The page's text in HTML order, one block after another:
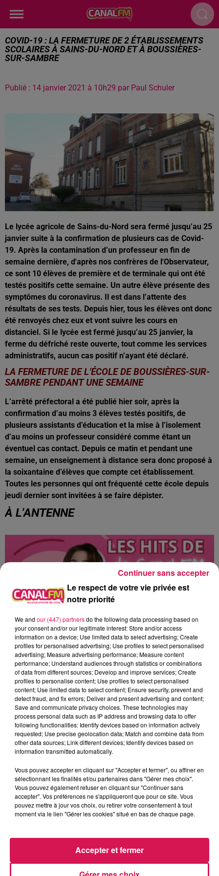
COVID-19 : LA FERMETURE DE 2 ÉTABLISSEMENTS
SCOLAIRES À SAINS-DU-NORD ET À BOUSSIÈRES-
SUR-SAMBRE
Publié : 14 janvier 2021 à 10h29 par Paul Schuler
Le lycée agricole de Sains-du-Nord sera fermé jusqu’au 25
janvier suite à la confirmation de plusieurs cas de Covid-
19. Après la contamination d’un professeur en fin de
semaine dernière, d'après nos confrères de l'Observateur,
ce sont 10 élèves de première et de terminale qui ont été
testés positifs cette semaine. Un autre élève présente des
symptômes du coronavirus. Il est dans l’attente des
résultats de ses tests. Depuis hier, tous les élèves ont donc
été renvoyés chez eux et vont suivre les cours en
distanciel. Si le lycée est fermé jusqu’au 25 janvier, la
ferme du défriché reste ouverte, tout comme les services
administratifs, aucun cas positif n’ayant été déclaré.
LA FERMETURE DE L’ÉCOLE DE BOUSSIÈRES-SUR-
SAMBRE PENDANT UNE SEMAINE
L’arrêté préfectoral a été publié hier soir, après la
confirmation d’au moins 3 élèves testés positifs, de
plusieurs assistants d’éducation et la mise à l’isolement
d’au moins un professeur considéré comme étant un
éventuel cas contact. Depuis ce matin et pendant une
semaine, un enseignement à distance sera donc proposé à
la soixantaine d’élèves que compte cet établissement.
Toutes les personnes qui ont fréquenté cette école depuis
jeudi dernier sont invitées à se faire dépister.
À L'ANTENNE
12h00 - 22h00
Les hits de Canal FM
TOVE LO X STROMAE
Des Fleurs
17h21
17h21
CHRISTOPHE WILLEM
Systaime
17h15
17h15
TEDDY SWIMS
Mr Know It All
LES ARTICLES LES PLUS CONSULTÉS
Le respect de votre vie privée est
notre priorité
We and our (447) partnersdo the following data processing based on
your consent and/or our legitimate interest: Store and/or access
information on a device; Use limited data to select advertising; Create
profiles for personalised advertising; Use profiles to select personalised
advertising; Measure advertising performance; Measure content
performance; Understand audiences through statistics or combinations
of data from different sources; Develop and improve services; Create
profiles to personalise content; Use profiles to select personalised
content; Use limited data to select content; Ensure security, prevent and
detect fraud, and fix errors; Deliver and present advertising and content;
Save and communicate privacy choices. These technologies may
process personal data such as IP address and browsing data to offer
following functionalities: Identify devices based on information actively
requested; Use precise geolocation data; Match and combine data from
other data sources; Link different devices; Identify devices based on
information transmitted automatically.
Vous pouvez accepter en cliquant sur "Accepter et fermer", ou affiner en
sélectionnant les finalités et/ou partenaires dans "Gérer mes choix".
Vous pouvez également refuser en cliquant sur "Continuer sans
accepter". Vos préférences ne s'appliqueront que pour ce site. Vous
pouvez mettre à jour vos choix, ou retirer votre consentement à tout
moment via le lien "Gérer les cookies" situé en bas de chaque page.
Accepter et fermer
Continuer sans accepter